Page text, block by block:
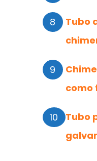
Tubo
como
Tubo